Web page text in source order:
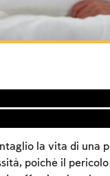
la vita di una
poiché il